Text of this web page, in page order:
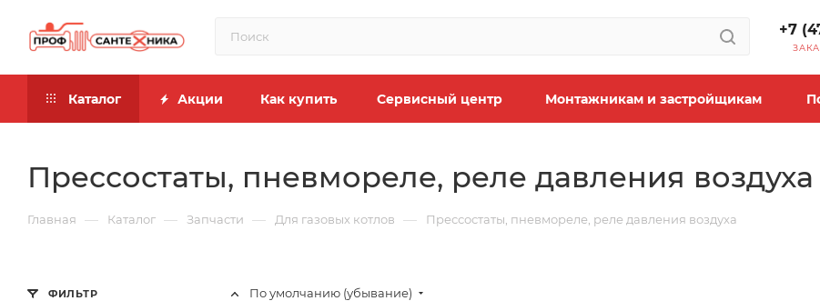
+7
Каталог Акции Как купить Сервисный центр Монтажникам и застройщикам
Прессостаты, пневмореле, реле давления воздуха
Главная — Каталог — Запчасти — Для газовых котлов — Прессостаты, пневмореле, реле давления воздуха
По умолчанию (убывание)
ФИЛЬТР